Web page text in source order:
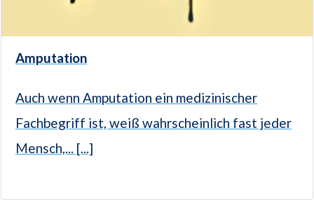
Amputation
Auch wenn Amputation ein medizinischer
Fachbegriff ist, weiß wahrscheinlich fast jeder
Mensch,... [...]